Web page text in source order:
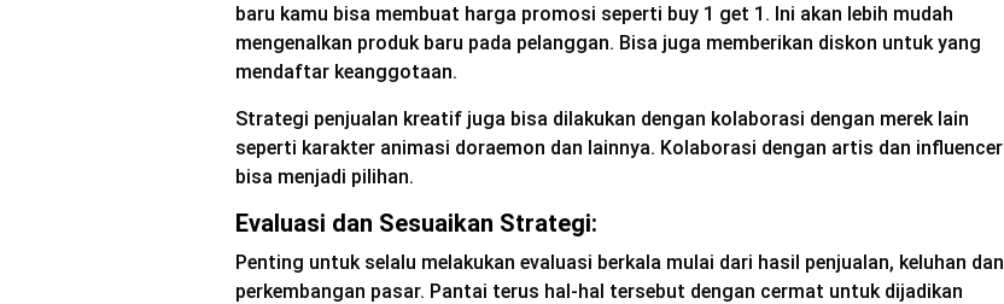
baru kamu bisa membuat harga promosi seperti buy 1 get 1. Ini akan lebih mudah
mengenalkan produk baru pada pelanggan. Bisa juga memberikan diskon untuk yang
mendaftar keanggotaan.
Strategi penjualan kreatif juga bisa dilakukan dengan kolaborasi dengan merek lain
seperti karakter animasi doraemon dan lainnya. Kolaborasi dengan artis dan influencer
bisa menjadi pilihan.
Evaluasi dan Sesuaikan Strategi:
Penting untuk selalu melakukan evaluasi berkala mulai dari hasil penjualan, keluhan dan
perkembangan pasar. Pantai terus hal-hal tersebut dengan cermat untuk dijadikan